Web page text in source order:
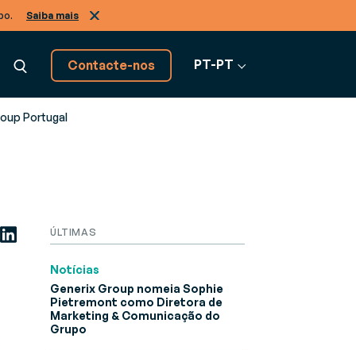
Saiba mais
Ver todo o software
negócio, de A a Z
Contacte-nos PT-PT
Portugal
ÚLTIMAS
Notícias
Generix Group nomeia Sophie
Pietremont como Diretora de
Marketing & Comunicação do
Grupo